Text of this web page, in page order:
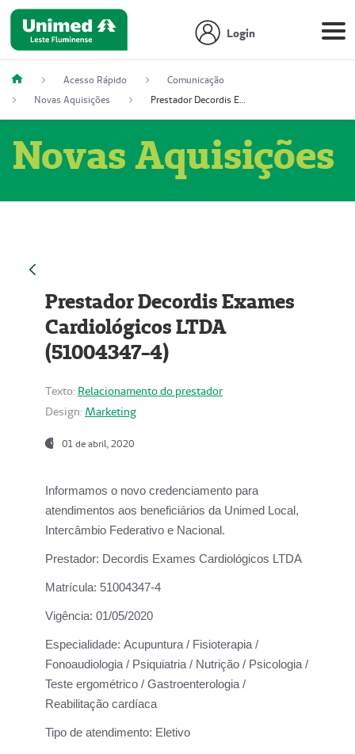
Login
Acesso Rápido
Comunicação
Novas Aquisições
Prestador Decordis Exames Cardiológicos LTDA (51004347-4)
Novas Aquisições
Prestador Decordis Exames
Cardiológicos LTDA
(51004347-4)
Texto: Relacionamento do prestador
Design: Marketing
01 de abril, 2020
Informamos o novo credenciamento para
atendimentos aos beneficiários da Unimed Local,
Intercâmbio Federativo e Nacional.
Prestador: Decordis Exames Cardiológicos LTDA
Matrícula: 51004347-4
Vigência: 01/05/2020
Especialidade: Acupuntura / Fisioterapia /
Fonoaudiologia / Psiquiatria / Nutrição / Psicologia /
Teste ergométrico / Gastroenterologia /
Reabilitação cardíaca
Tipo de atendimento: Eletivo